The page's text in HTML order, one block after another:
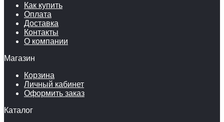
Как купить
Оплата
Доставка
Контакты
О компании
Магазин
Корзина
Личный кабинет
Оформить заказ
Каталог